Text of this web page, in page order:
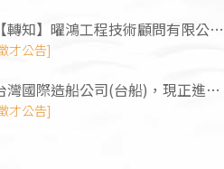
【轉知】曜鴻⼯程技術顧問有限公司
才訊息
才公告]
灣國際造船公司(台船)，現正進行
募活動，需求工程師/管理師/技術
人才
才公告]